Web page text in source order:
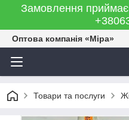
Замовлення
Оптова компанія «Міра»
Товари та послуги